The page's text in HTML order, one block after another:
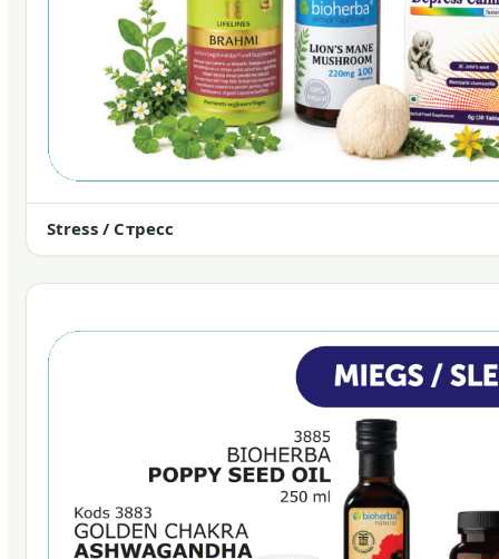
Stress / Стресс